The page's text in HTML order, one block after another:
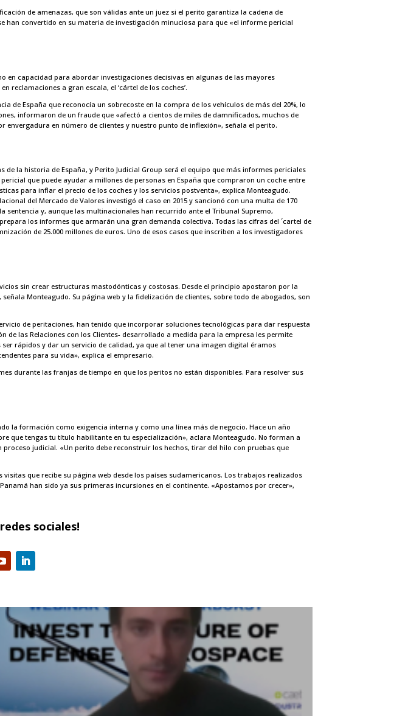
de amenazas, que son válidas ante un juez si el perito garantiza la cadena de
han convertido en su materia de investigación minuciosa para que «el informe pericial
en capacidad para abordar investigaciones decisivas en algunas de las mayores
reclamaciones a gran escala, el ‘cártel de los coches’.
España que reconocía un sobrecoste en la compra de los vehículos de más del 20%, lo
informaron de un fraude que «afectó a cientos de miles de damnificados, muchos de
envergadura en número de clientes y nuestro punto de inflexión», señala el perito.
la historia de España, y Perito Judicial Group será el equipo que más informes periciales
que puede ayudar a millones de personas en España que compraron un coche entre
para inflar el precio de los coches y los servicios postventa», explica Monteagudo.
del Mercado de Valores investigó el caso en 2015 y sancionó con una multa de 170
y, aunque las multinacionales han recurrido ante el Tribunal Supremo,
los informes que armarán una gran demanda colectiva. Todas las cifras del ´cartel de
de 25.000 millones de euros. Uno de esos casos que inscriben a los investigadores
sin crear estructuras mastodónticas y costosas. Desde el principio apostaron por la
Monteagudo. Su página web y la fidelización de clientes, sobre todo de abogados, son
de peritaciones, han tenido que incorporar soluciones tecnológicas para dar respuesta
de las Relaciones con los Clientes- desarrollado a medida para la empresa les permite
rápidos y dar un servicio de calidad, ya que al tener una imagen digital éramos
para su vida», explica el empresario.
durante las franjas de tiempo en que los peritos no están disponibles. Para resolver sus
la formación como exigencia interna y como una línea más de negocio. Hace un año
que tengas tu título habilitante en tu especialización», aclara Monteagudo. No forman a
judicial. «Un perito debe reconstruir los hechos, tirar del hilo con pruebas que
que recibe su página web desde los países sudamericanos. Los trabajos realizados
han sido ya sus primeras incursiones en el continente. «Apostamos por crecer»,
sociales!